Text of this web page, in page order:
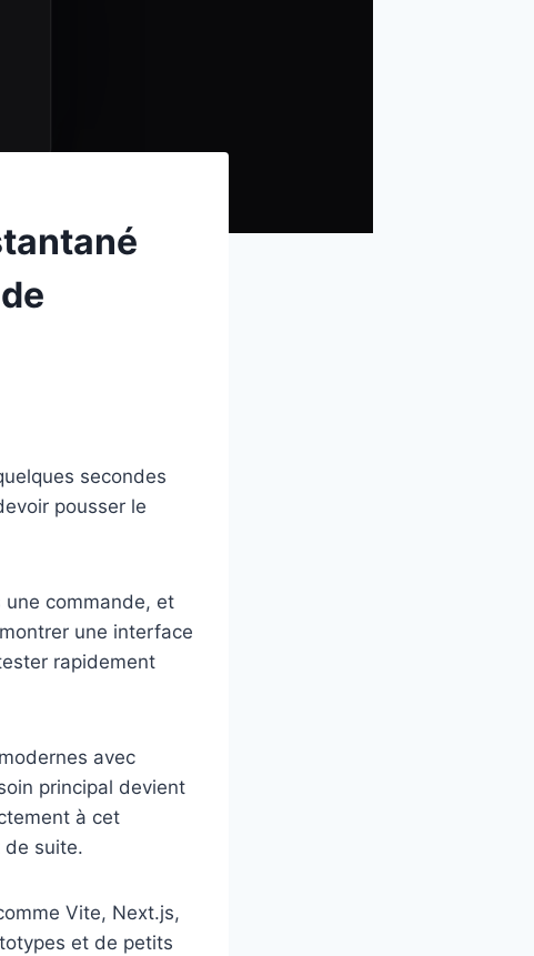
secondes
pousser le
une commande, et
une interface
rapidement
avec
principal devient
à cet
de suite.
Vite, Next.js,
et de petits